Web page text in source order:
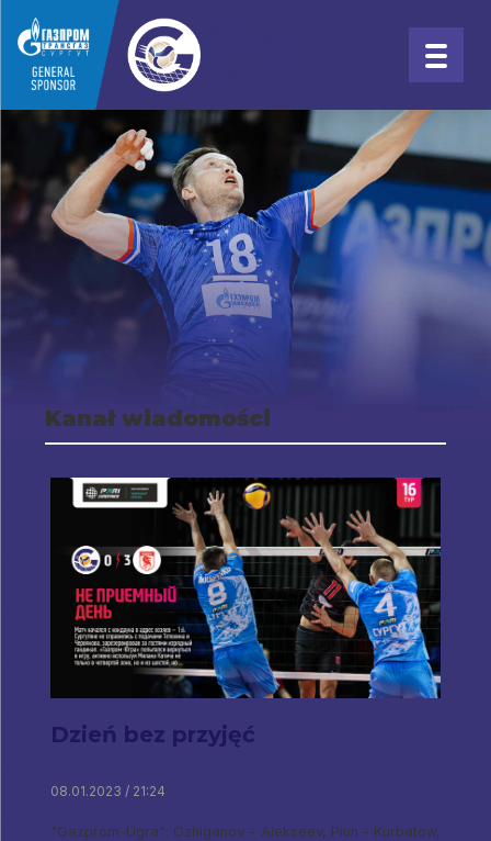
Kanał wiadomości
Dzień bez przyjęć
08.01.2023 / 21:24
"Gazprom-Ugra": Ozhiganov - Alekseev, Piun - Kurbatow,